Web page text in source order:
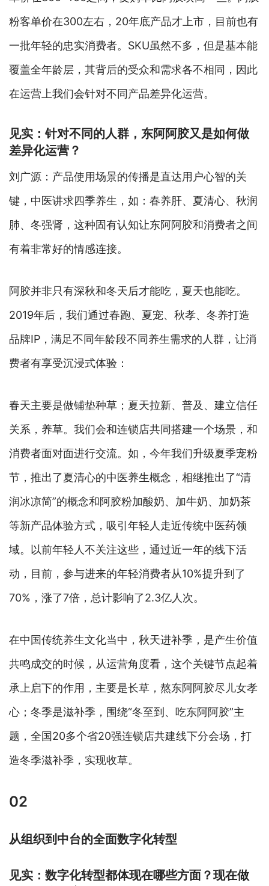
粉客单价在300左右，20年底产品才上市，目前也有
一批年轻的忠实消费者。SKU虽然不多，但是基本能
覆盖全年龄层，其背后的受众和需求各不相同，因此
在运营上我们会针对不同产品差异化运营。
见实：针对不同的人群，东阿阿胶又是如何做
差异化运营？
刘广源：产品使用场景的传播是直达用户心智的关
键，中医讲求四季养生，如：春养肝、夏清心、秋润
肺、冬强肾，这种固有认知让东阿阿胶和消费者之间
有着非常好的情感连接。
阿胶并非只有深秋和冬天后才能吃，夏天也能吃。
2019年后，我们通过春跑、夏宠、秋孝、冬养打造
品牌IP，满足不同年龄段不同养生需求的人群，让消
费者有享受沉浸式体验：
春天主要是做铺垫种草；夏天拉新、普及、建立信任
关系，养草。我们会和连锁店共同搭建一个场景，和
消费者面对面进行交流。如，今年我们升级夏季宠粉
节，推出了夏清心的中医养生概念，相继推出了“清
润冰凉简”的概念和阿胶粉加酸奶、加牛奶、加奶茶
等新产品体验方式，吸引年轻人走近传统中医药领
域。以前年轻人不关注这些，通过近一年的线下活
动，目前，参与进来的年轻消费者从10%提升到了
70%，涨了7倍，总计影响了2.3亿人次。
在中国传统养生文化当中，秋天进补季，是产生价值
共鸣成交的时候，从运营角度看，这个关键节点起着
承上启下的作用，主要是长草，熬东阿阿胶尽儿女孝
心；冬季是滋补季，围绕“冬至到、吃东阿阿胶”主
题，全国20多个省20强连锁店共建线下分会场，打
造冬季滋补季，实现收草。
02
从组织到中台的全面数字化转型
见实：数字化转型都体现在哪些方面？现在做